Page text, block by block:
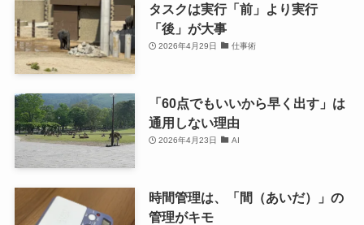
タスクは実行「前」より実行
「後」が大事
2026年4月29日 仕事術
「60点でもいいから早く出す」は
通用しない理由
2026年4月23日 AI
時間管理は、「間（あいだ）」の
管理がキモ